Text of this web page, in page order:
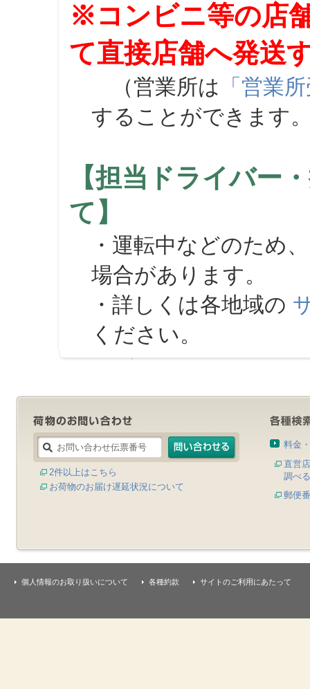
※コンビニ等の店
て直接店舗へ発送
（営業所は 「営業
することができます
【担当ドライバー
て】
・運転中などのため
場合があります。
・詳しくは各地域の
ください。
2件以上はこちら
お荷物のお届け遅延状況について
料金
直営
調べる
郵便
個人情報のお取り扱いについて 各種約款 サイトのご利用にあたって